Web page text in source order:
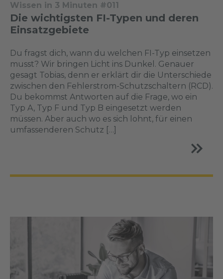
Wissen in 3 Minuten #011
Die wichtigsten FI-Typen und deren
Einsatzgebiete
Du fragst dich, wann du welchen FI-Typ einsetzen
musst? Wir bringen Licht ins Dunkel. Genauer
gesagt Tobias, denn er erklärt dir die Unterschiede
zwischen den Fehlerstrom-Schutzschaltern (RCD).
Du bekommst Antworten auf die Frage, wo ein
Typ A, Typ F und Typ B eingesetzt werden
müssen. Aber auch wo es sich lohnt, für einen
umfassenderen Schutz […]